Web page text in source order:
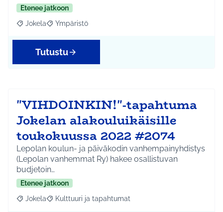
Etenee jatkoon
Rajaa tulokset aihepiirin mukaan: Jokela
Jokela Rajaa tulokset teeman mukaan: Ympäristö
Ympäristö
Tutustu
"VIHDOINKIN!"-tapahtuma
Jokelan alakouluikäisille
toukokuussa 2022 #2074
Lepolan koulun- ja päiväkodin vanhempainyhdistys
(Lepolan vanhemmat Ry) hakee osallistuvan
budjetoin…
Etenee jatkoon
Rajaa tulokset aihepiirin mukaan: Jokela
Jokela Rajaa tulokset teeman mukaan: Kulttuuri ja
Kulttuuri ja tapahtumat